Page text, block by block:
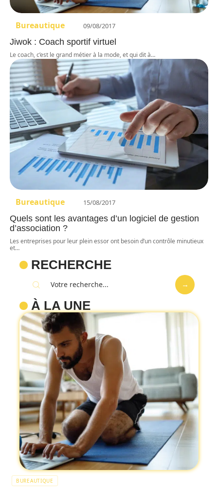
Bureautique 09/08/2017
Jiwok : Coach sportif virtuel
Le coach, c’est le grand métier à la mode, et qui dit à…
Bureautique 15/08/2017
Quels sont les avantages d’un logiciel de gestion
d’association ?
Les entreprises pour leur plein essor ont besoin d’un contrôle minutieux
et…
RECHERCHE
À LA UNE
BUREAUTIQUE